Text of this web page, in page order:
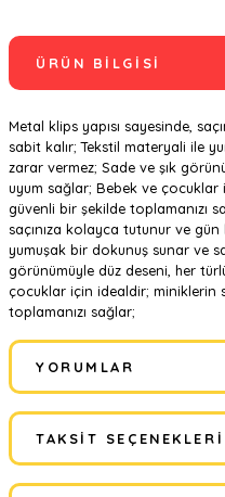
ÜRÜN BILGISI
Metal klips yapısı sayesinde,
sabit kalır; Tekstil materyali ile
zarar vermez; Sade ve şık
uyum sağlar; Bebek ve çocuklar
güvenli bir şekilde toplamanızı
saçınıza kolayca tutunur ve
yumuşak bir dokunuş sunar ve
görünümüyle düz deseni, her
çocuklar için idealdir; miniklerin
toplamanızı sağlar;
YORUMLAR
Bu ürüne ilk
TAKSIT SEÇENEKLERI